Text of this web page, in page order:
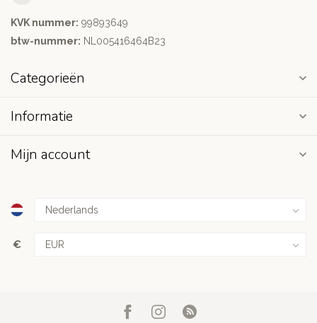
KVK nummer: 99893649
btw-nummer: NL005416464B23
Categorieën
Informatie
Mijn account
€